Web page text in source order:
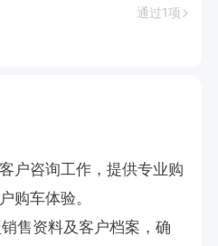
通过1项
户咨询工作，提供专业购
购车体验。
售资料及客户档案，确